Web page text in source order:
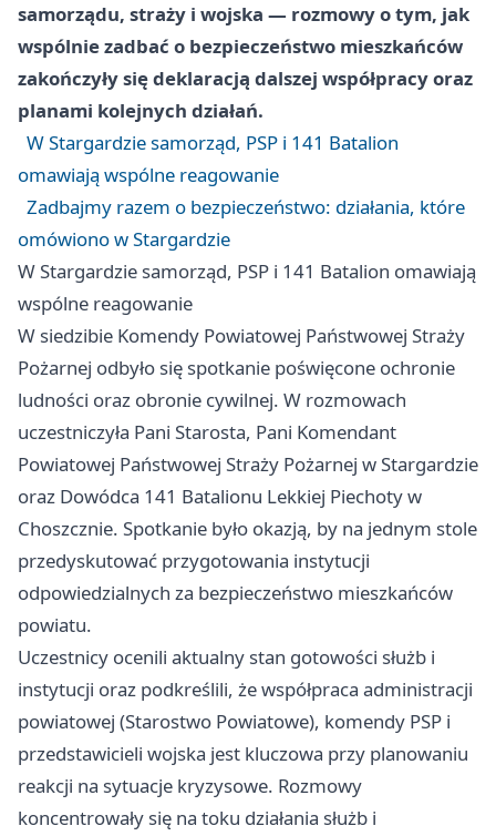
samorządu, straży i wojska — rozmowy o tym, jak
wspólnie zadbać o bezpieczeństwo mieszkańców
zakończyły się deklaracją dalszej współpracy oraz
planami kolejnych działań.
W Stargardzie samorząd, PSP i 141 Batalion
omawiają wspólne reagowanie
Zadbajmy razem o bezpieczeństwo: działania, które
omówiono w Stargardzie
W Stargardzie samorząd, PSP i 141 Batalion omawiają
wspólne reagowanie
W siedzibie Komendy Powiatowej Państwowej Straży
Pożarnej odbyło się spotkanie poświęcone ochronie
ludności oraz obronie cywilnej. W rozmowach
uczestniczyła Pani Starosta, Pani Komendant
Powiatowej Państwowej Straży Pożarnej w Stargardzie
oraz Dowódca 141 Batalionu Lekkiej Piechoty w
Choszcznie. Spotkanie było okazją, by na jednym stole
przedyskutować przygotowania instytucji
odpowiedzialnych za bezpieczeństwo mieszkańców
powiatu.
Uczestnicy ocenili aktualny stan gotowości służb i
instytucji oraz podkreślili, że współpraca administracji
powiatowej (Starostwo Powiatowe), komendy PSP i
przedstawicieli wojska jest kluczowa przy planowaniu
reakcji na sytuacje kryzysowe. Rozmowy
koncentrowały się na toku działania służb i